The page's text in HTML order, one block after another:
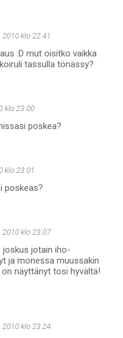
klo 22.41
:D mut oisitko vaikka
tassulla tönässy?
klo 23.00
poskea?
klo 23.01
poskeas?
2010 klo 23.07
joskus jotain iho-
ja monessa muussakin
näyttänyt tosi hyvältä!
2010 klo 23.24